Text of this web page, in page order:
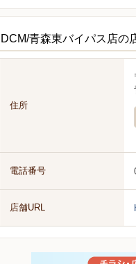
DCM/青森東バイパス店の
住所
電話番号
店舗URL